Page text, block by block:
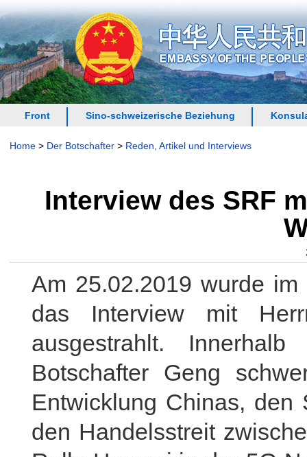
Front Sino-schweizerische Beziehung
Home > Der Botschafter > Reden, Artikel und Interviews
Interview des SRF
Am 25.02.2019 wurde
das Interview mit
ausgestrahlt.
Botschafter Geng
Entwicklung Chinas, den
den Handelsstreit